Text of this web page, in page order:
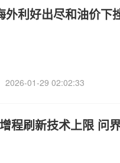
外利好出尽和油价下
2026-01-29 02:02:33
程刷新技术上限 问